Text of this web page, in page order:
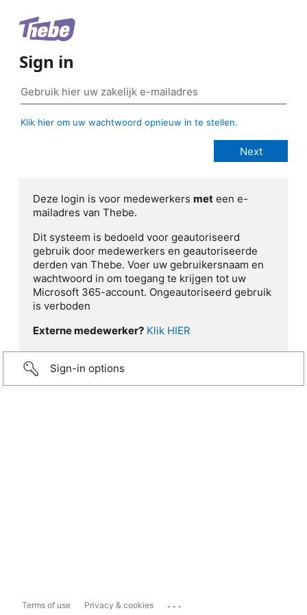
Sign in
Klik hier om uw wachtwoord opnieuw in te stellen.
Deze login is voor medewerkers met een e-
mailadres van Thebe.
Dit systeem is bedoeld voor geautoriseerd
gebruik door medewerkers en geautoriseerde
derden van Thebe. Voer uw gebruikersnaam en
wachtwoord in om toegang te krijgen tot uw
Microsoft 365-account. Ongeautoriseerd gebruik
is verboden
Externe medewerker? Klik HIER
Sign-in options
Terms of use Privacy & cookies ...